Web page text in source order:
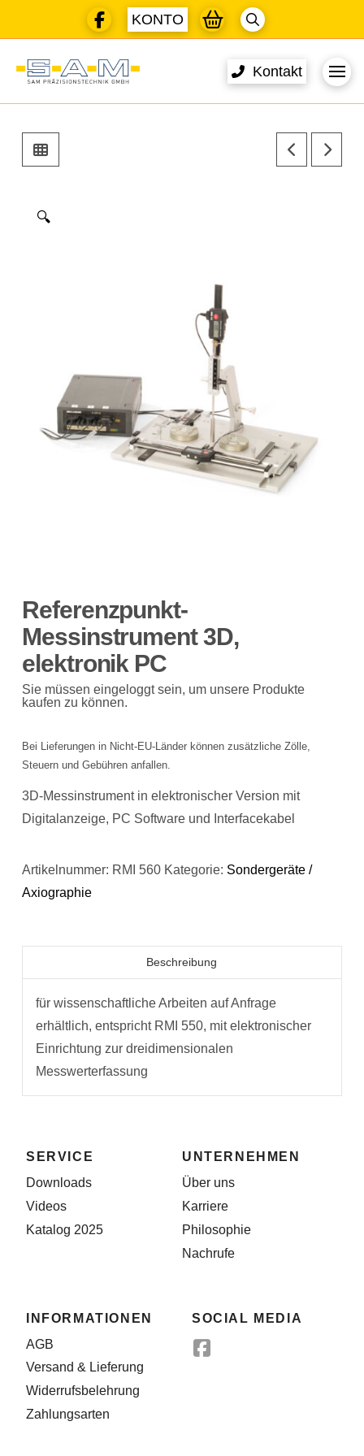
KONTO
Kontakt
🔍
Referenzpunkt-
Messinstrument 3D,
elektronik PC
Sie müssen eingeloggt sein, um unsere Produkte
kaufen zu können.
Bei Lieferungen in Nicht-EU-Länder können zusätzliche Zölle,
Steuern und Gebühren anfallen.
3D-Messinstrument in elektronischer Version mit
Digitalanzeige, PC Software und Interfacekabel
Artikelnummer: RMI 560 Kategorie: Sondergeräte /
Axiographie
Beschreibung
für wissenschaftliche Arbeiten auf Anfrage
erhältlich, entspricht RMI 550, mit elektronischer
Einrichtung zur dreidimensionalen
Messwerterfassung
SERVICE
Downloads
Videos
Katalog 2025
UNTERNEHMEN
Über uns
Karriere
Philosophie
Nachrufe
INFORMATIONEN
AGB
Versand & Lieferung
Widerrufsbelehrung
Zahlungsarten
SOCIAL MEDIA